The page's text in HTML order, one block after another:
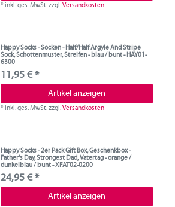
*inkl. ges. MwSt.zzgl.Versandkosten
Happy Socks - Socken - Half/Half Argyle And Stripe
Sock, Schottenmuster, Streifen - blau / bunt - HAY01-
6300
11,95 € *
Artikel anzeigen
*inkl. ges. MwSt.zzgl.Versandkosten
Happy Socks - 2er Pack Gift Box, Geschenkbox -
Father's Day, Strongest Dad, Vatertag - orange /
dunkelblau / bunt - XFAT02-0200
24,95 € *
Artikel anzeigen